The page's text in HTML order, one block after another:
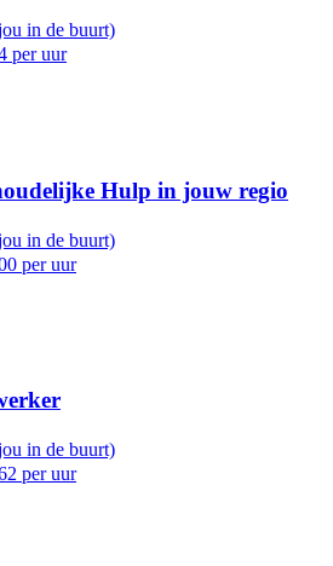
in de buurt)
per uur
Hulp in jouw regio
in de buurt)
per uur
in de buurt)
per uur